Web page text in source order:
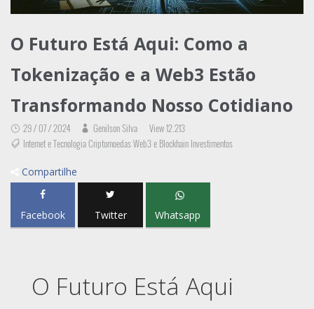
O Futuro Está Aqui: Como a
Tokenização e a Web3 Estão
Transformando Nosso Cotidiano
29 / 07 / 2024 Genilson Silva
View 12.213
Internet e Tecnologia Criptomoedas Web3 e Blockhain Investimentos
Compartilhe
Facebook Twitter Whatsapp
O Futuro Está Aqui